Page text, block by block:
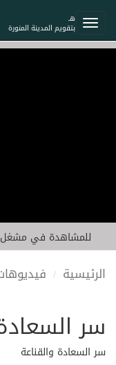
هـ
بتقويم المدينة المنورة
للمشاهدة في مشغل
الرئيسية
سر
سر السعادة والقناعة